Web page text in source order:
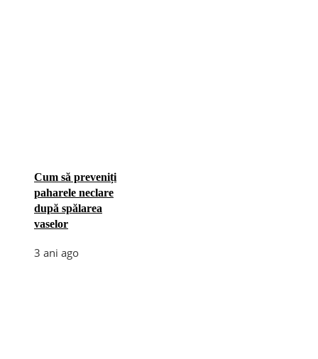
Cum să preveniți
paharele neclare
după spălarea
vaselor
3 ani ago